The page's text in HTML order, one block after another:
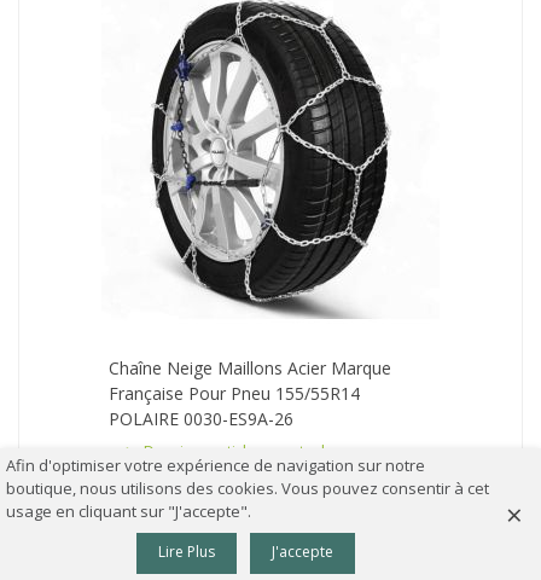
Chaîne Neige Maillons Acier Marque
Française Pour Pneu 155/55R14
POLAIRE 0030-ES9A-26
Derniers articles en stock
Livraison rapide
36,90 € TTC
53,90 €
AJOUTER AU PANIER
Panier
0
Afin d'optimiser votre expérience de navigation sur notre
boutique, nous utilisons des cookies. Vous pouvez consentir à cet
usage en cliquant sur "J'accepte".
Lire Plus J'accepte
×